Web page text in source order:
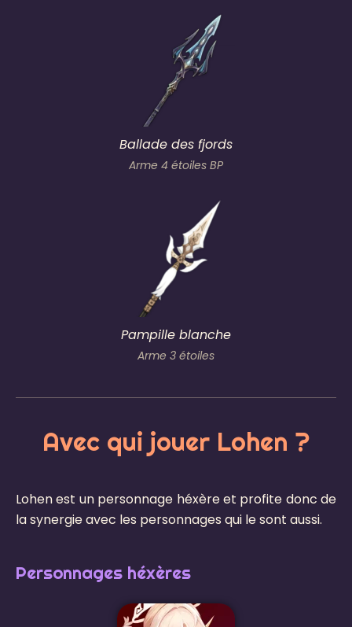
Ballade des fjords
Arme 4 étoiles BP
Pampille blanche
Arme 3 étoiles
Avec qui jouer Lohen ?
Lohen est un personnage héxère et profite donc de
la synergie avec les personnages qui le sont aussi.
Personnages héxères